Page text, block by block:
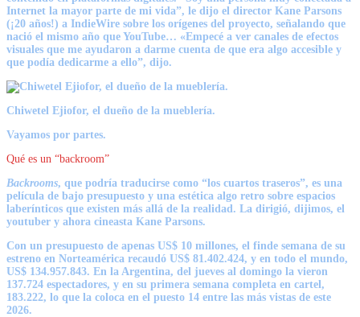
Internet la mayor parte de mi vida”, le dijo el director Kane Parsons
(¡20 años!) a IndieWire sobre los orígenes del proyecto, señalando que
nació el mismo año que YouTube… «Empecé a ver canales de efectos
visuales que me ayudaron a darme cuenta de que era algo accesible y
que podía dedicarme a ello”, dijo.
Chiwetel Ejiofor, el dueño de la mueblería.
Vayamos por partes.
Qué es un “backroom”
Backrooms, que podría traducirse como “los cuartos traseros”, es una
película de bajo presupuesto y una estética algo retro sobre espacios
laberínticos que existen más allá de la realidad . La dirigió, dijimos, el
youtuber y ahora cineasta Kane Parsons.
Con un presupuesto de apenas US$ 10 millones, el finde semana de su
estreno en Norteamérica recaudó US$ 81.402.424, y en todo el mundo,
US$ 134.957.843. En la Argentina, del jueves al domingo la vieron
137.724 espectadores, y en su primera semana completa en cartel,
183.222, lo que la coloca en el puesto 14 entre las más vistas de este
2026.